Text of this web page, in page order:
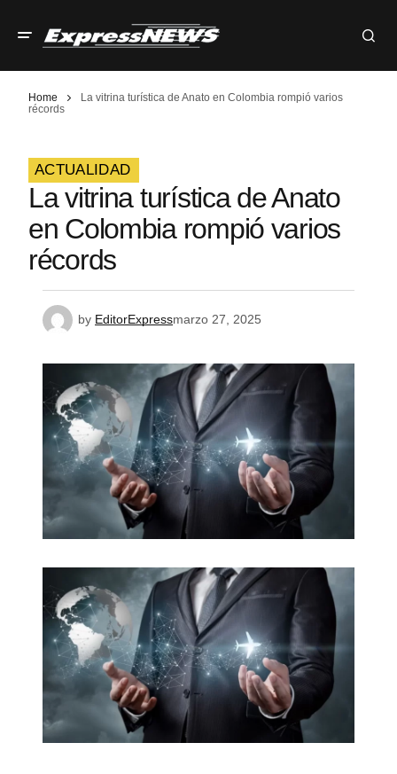
Home
La vitrina turística de Anato en Colombia rompió varios
récords
ACTUALIDAD
La vitrina turística de Anato
en Colombia rompió varios
récords
by EditorExpressmarzo 27, 2025